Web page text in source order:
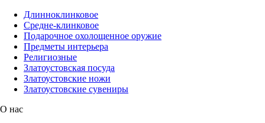
Длинноклинковое
Средне-клинковое
Подарочное охолощенное оружие
Предметы интерьера
Религиозные
Златоустовская посуда
Златоустовские ножи
Златоустовские сувениры
О нас